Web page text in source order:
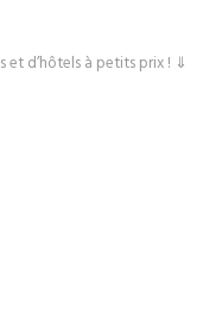
d’hôtels à petits prix ! ⇓